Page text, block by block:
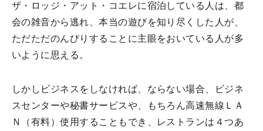
ザ・ロッジ・アット・コエレに宿泊している人は、都
会の雑音から逃れ、本当の遊びを知り尽くした人が、
ただただのんびりすることに主眼をおいている人が多
いように思える。
しかしビジネスをしなければ、ならない場合、ビジネ
スセンターや秘書サービスや、もちろん高速無線ＬＡ
Ｎ（有料）使用することもでき、レストランは４つあ